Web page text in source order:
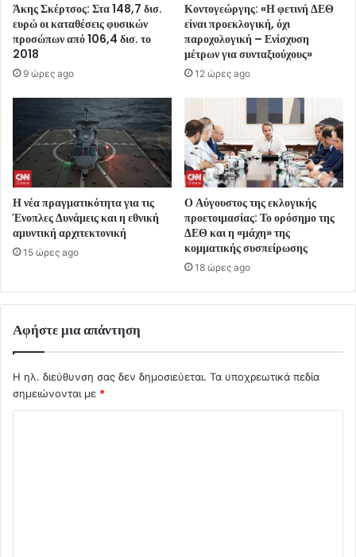
Άκης Σκέρτσος: Στα 148,7 δισ.
ευρώ οι καταθέσεις φυσικών
προσώπων από 106,4 δισ. το
2018
9 ώρες ago
Κοντογεώργης: «Η φετινή ΔΕΘ
είναι προεκλογική, όχι
παροχολογική – Ενίσχυση
μέτρων για συνταξιούχους»
12 ώρες ago
Η νέα πραγματικότητα για τις
Ένοπλες Δυνάμεις και η εθνική
αμυντική αρχιτεκτονική
15 ώρες ago
Ο Αύγουστος της εκλογικής
προετοιμασίας: Το ορόσημο της
ΔΕΘ και η «μάχη» της
κομματικής συσπείρωσης
18 ώρες ago
Αφήστε μια απάντηση
Η ηλ. διεύθυνση σας δεν δημοσιεύεται. Τα υποχρεωτικά πεδία
σημειώνονται με *